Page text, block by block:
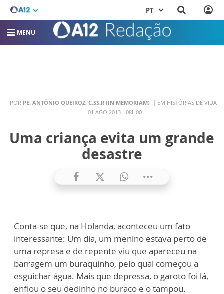
PT
MENU
POR PE. ANTÔNIO QUEIROZ, C.SS.R (IN MEMORIAM)
EM HISTÓRIAS DE VIDA
01 AGO 2013 - 08H00
Uma criança evita um grande
desastre
Conta-se que, na Holanda, aconteceu um fato
interessante: Um dia, um menino estava perto de
uma represa e de repente viu que apareceu na
barragem um buraquinho, pelo qual começou a
esguichar água. Mais que depressa, o garoto foi lá,
enfiou o seu dedinho no buraco e o tampou.